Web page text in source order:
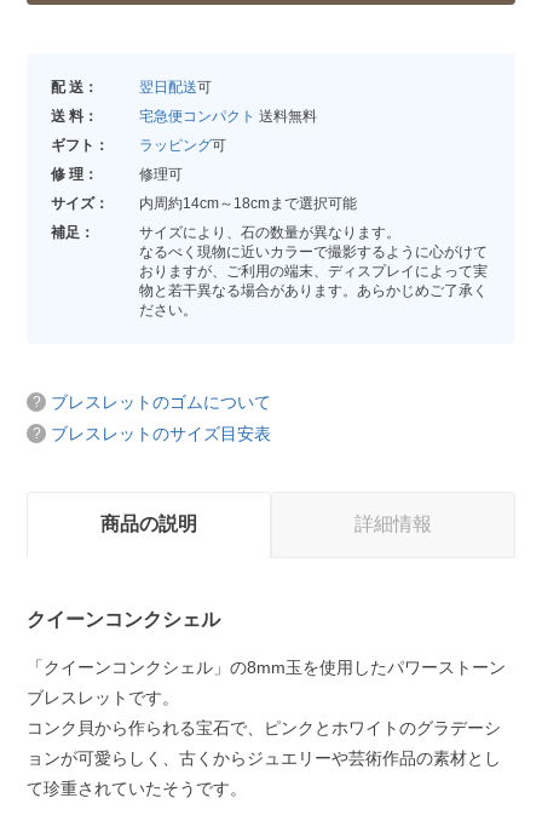
配 送： 翌日配送可
送 料：
宅急便コンパクト 送料無料
ギフト：
ラッピング可
修 理：
修理可
サイズ：
内周約14cm～18cmまで選択可能
補足：
サイズにより、石の数量が異なります。
なるべく現物に近いカラーで撮影するように心がけて
おりますが、ご利用の端末、ディスプレイによって実
物と若干異なる場合があります。あらかじめご了承く
ださい。
ブレスレットのゴムについて
ブレスレットのサイズ目安表
商品の説明 詳細情報
クイーンコンクシェル
「クイーンコンクシェル」の8mm玉を使用したパワーストーン
ブレスレットです。
コンク貝から作られる宝石で、ピンクとホワイトのグラデーシ
ョンが可愛らしく、古くからジュエリーや芸術作品の素材とし
て珍重されていたそうです。